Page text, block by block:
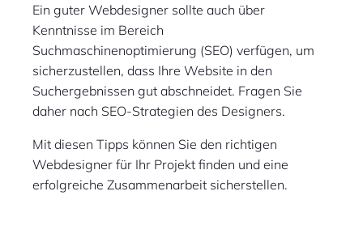
Ein guter Webdesigner sollte auch über
Kenntnisse im Bereich
Suchmaschinenoptimierung (SEO) verfügen, um
sicherzustellen, dass Ihre Website in den
Suchergebnissen gut abschneidet. Fragen Sie
daher nach SEO-Strategien des Designers.
Mit diesen Tipps können Sie den richtigen
Webdesigner für Ihr Projekt finden und eine
erfolgreiche Zusammenarbeit sicherstellen.